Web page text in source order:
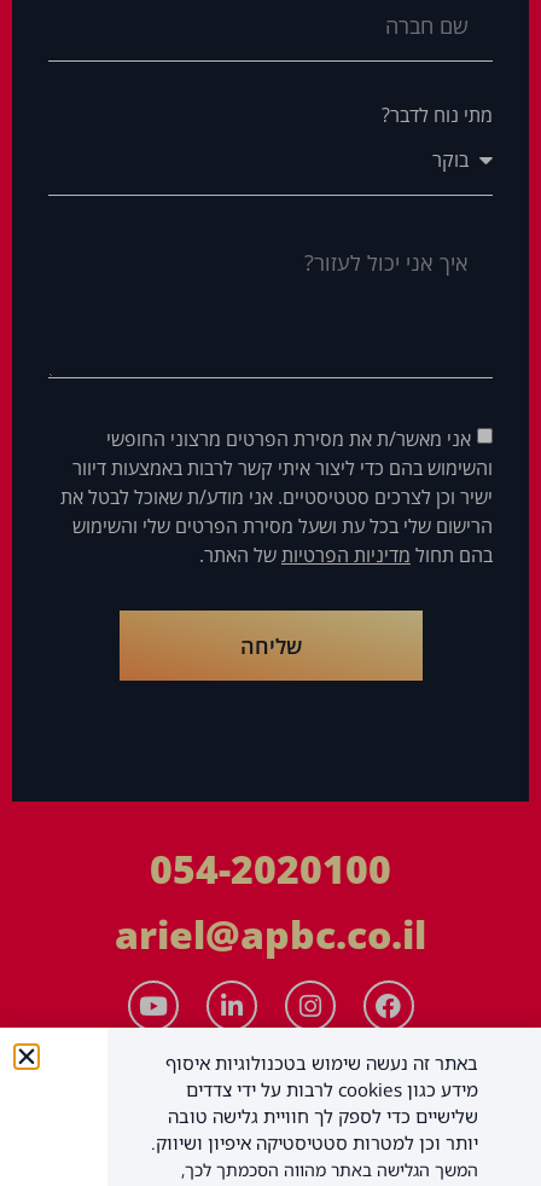
מתי נוח לדבר?
אני מאשר/ת את מסירת הפרטים מרצוני החופשי
והשימוש בהם כדי ליצור איתי קשר לרבות באמצעות דיוור
ישיר וכן לצרכים סטטיסטיים. אני מודע/ת שאוכל לבטל את
הרישום שלי בכל עת ושעל מסירת הפרטים שלי והשימוש
בהם תחול מדיניות הפרטיותשל האתר.
שליחה
054-2020100
ariel@apbc.co.il
באתר זה נעשה שימוש בטכנולוגיות איסוף
מידע כגון cookies לרבות על ידי צדדים
שלישיים כדי לספק לך חוויית גלישה טובה
יותר וכן למטרות סטטיסטיקה איפיון ושיווק.
המשך הגלישה באתר מהווה הסכמתך לכך,